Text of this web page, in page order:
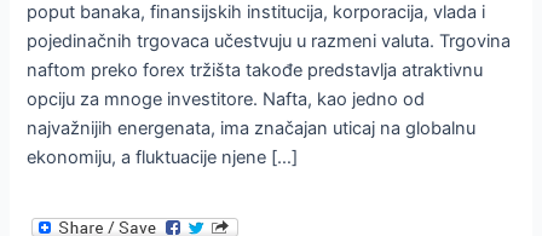
poput banaka, finansijskih institucija, korporacija, vlada i
pojedinačnih trgovaca učestvuju u razmeni valuta. Trgovina
naftom preko forex tržišta takođe predstavlja atraktivnu
opciju za mnoge investitore. Nafta, kao jedno od
najvažnijih energenata, ima značajan uticaj na globalnu
ekonomiju, a fluktuacije njene […]